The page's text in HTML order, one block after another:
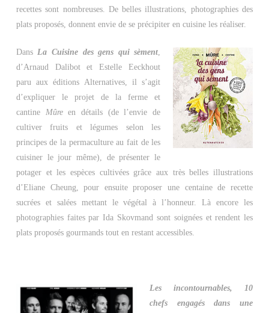
recettes sont nombreuses. De belles illustrations, photographies des
plats proposés, donnent envie de se précipiter en cuisine les réaliser.
DansLa Cuisine des gens qui sèment,
d’Arnaud Dalibot et Estelle Eeckhout
paru aux éditions Alternatives, il s’agit
d’expliquer le projet de la ferme et
cantine Mûreen détails (de l’envie de
cultiver fruits et légumes selon les
principes de la permaculture au fait de les
cuisiner le jour même), de présenter le
potager et les espèces cultivées grâce aux très belles illustrations
d’Eliane Cheung, pour ensuite proposer une centaine de recette
sucrées et salées mettant le végétal à l’honneur. Là encore les
photographies faites par Ida Skovmand sont soignées et rendent les
plats proposés gourmands tout en restant accessibles.
Les incontournables, 10
chefs engagés dans une